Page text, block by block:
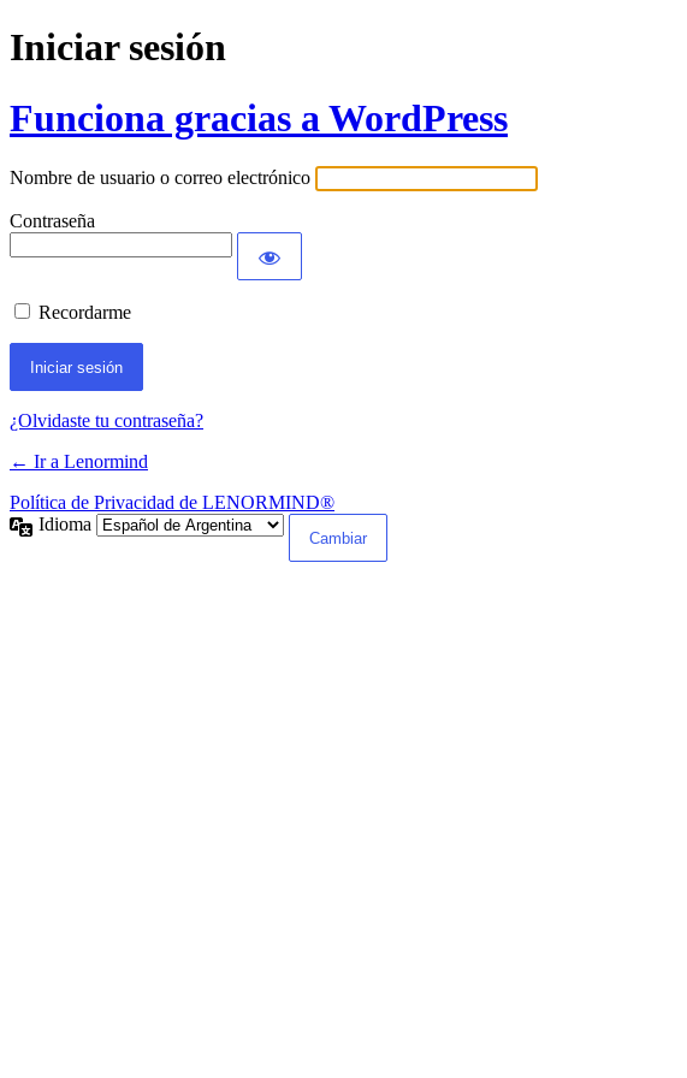
Iniciar sesión
Funciona gracias a WordPress
Nombre de usuario o correo electrónico
Contraseña
Recordarme
¿Olvidaste tu contraseña?
← Ir a Lenormind
Política de Privacidad de LENORMIND®
Idioma